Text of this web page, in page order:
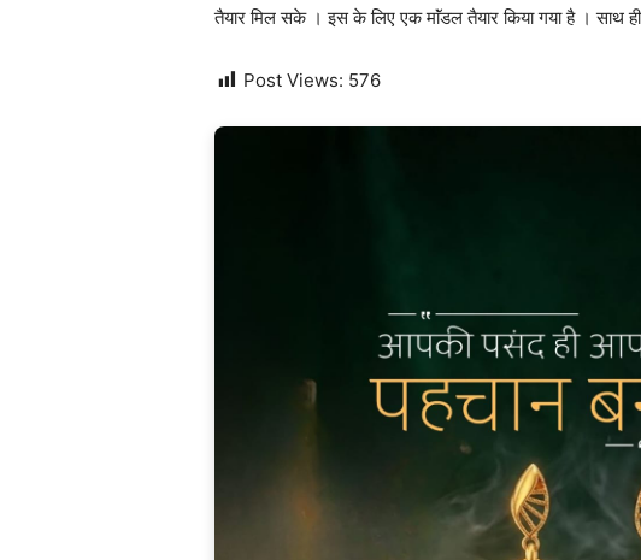
तैयार मिल सके । इस के लिए एक माॅंडल तैयार किया गया है । साथ ही
Post Views: 576